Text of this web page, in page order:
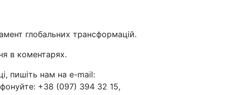
глобальних трансформацій.
в коментарях.
пишіть нам на e-mail:
+38 (097) 394 32 15,